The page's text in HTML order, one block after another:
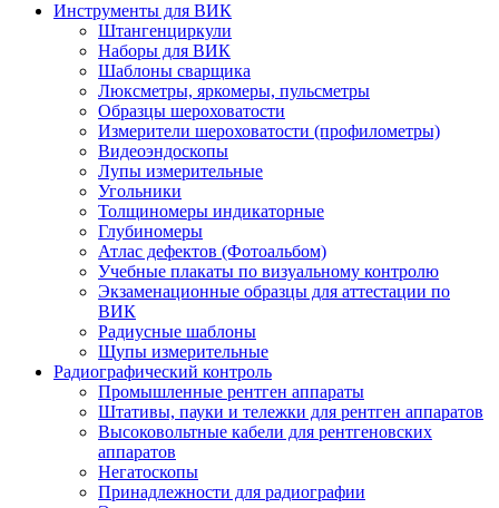
Инструменты для ВИК
Штангенциркули
Наборы для ВИК
Шаблоны сварщика
Люксметры, яркомеры, пульсметры
Образцы шероховатости
Измерители шероховатости (профилометры)
Видеоэндоскопы
Лупы измерительные
Угольники
Толщиномеры индикаторные
Глубиномеры
Атлас дефектов (Фотоальбом)
Учебные плакаты по визуальному контролю
Экзаменационные образцы для аттестации по
ВИК
Радиусные шаблоны
Щупы измерительные
Радиографический контроль
Промышленные рентген аппараты
Штативы, пауки и тележки для рентген аппаратов
Высоковольтные кабели для рентгеновских
аппаратов
Негатоскопы
Принадлежности для радиографии